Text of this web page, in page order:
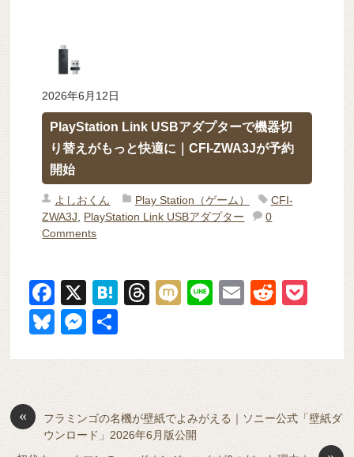
2026年6月12日
PlayStation Link USBアダプターで機器切
り替えがもっと快適に｜CFI-ZWA3Jが予約
開始
よしおくん Play Station（ゲーム）
CFI-
ZWA3J
PlayStation Link USBアダプター
0
Comments
F
a
c
e
o
o
X
H
n
T
a
s
M
Li
E
R
di et
Bl
y
M
n
g
«
フラミンゴの名機が壁紙でよみがえる｜ソニー公式「壁紙ダ
ウンロード」2026年6月版公開